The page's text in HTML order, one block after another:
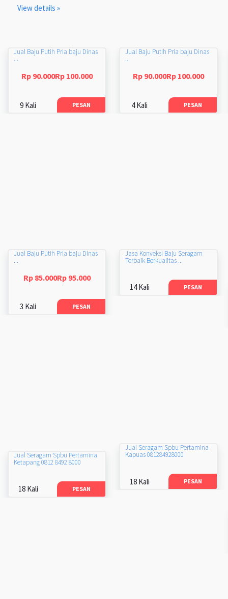
View details »
Jual Baju Putih Pria baju Dinas
...
Rp 90.000Rp 100.000
9 Kali PESAN
Jual Baju Putih Pria baju Dinas
...
Rp 90.000Rp 100.000
4 Kali PESAN
Jual Baju Putih Pria baju Dinas
...
Rp 85.000Rp 95.000
3 Kali PESAN
Jasa Konveksi Baju Seragam
Terbaik Berkualitas ...
14 Kali PESAN
Jual Seragam Spbu Pertamina
Kapuas 081284928000
18 Kali PESAN
Jual Seragam Spbu Pertamina
Ketapang 0812 8492 8000
18 Kali PESAN